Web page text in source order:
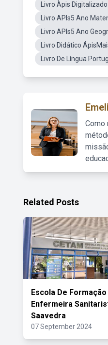
Livro Àpis
Livro APIs5 Ano
Livro APIs5 Ano
Livro Didático
Livro De Língua
Como
Related Posts
Escola De
Enfermeira
Saavedra
07 September 2024